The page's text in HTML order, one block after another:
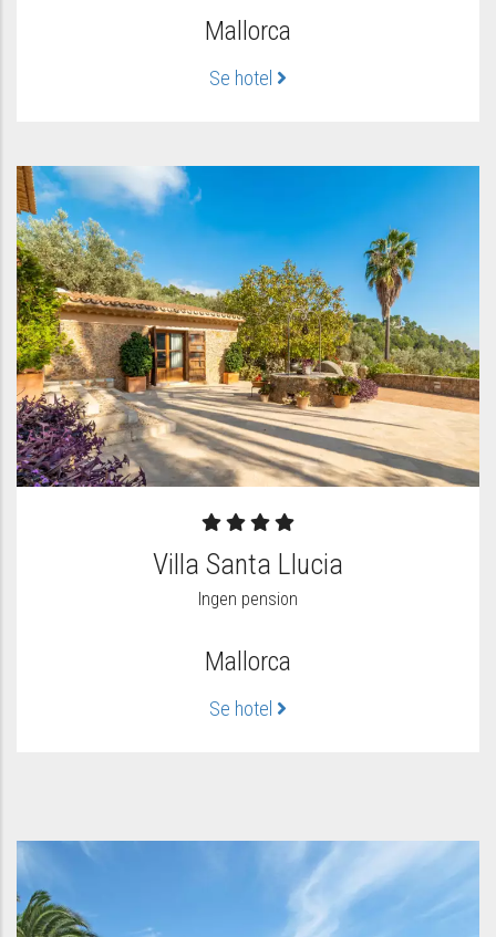
Mallorca
Se hotel
Villa Santa Llucia
Ingen pension
Mallorca
Se hotel